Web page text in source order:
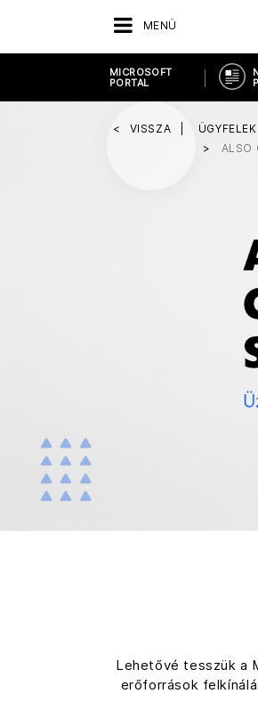
MENÜ
MICROSOFT
PORTAL
VISSZA ÜGYFELEK
ALSO
Lehetővé tesszük a
erőforrások